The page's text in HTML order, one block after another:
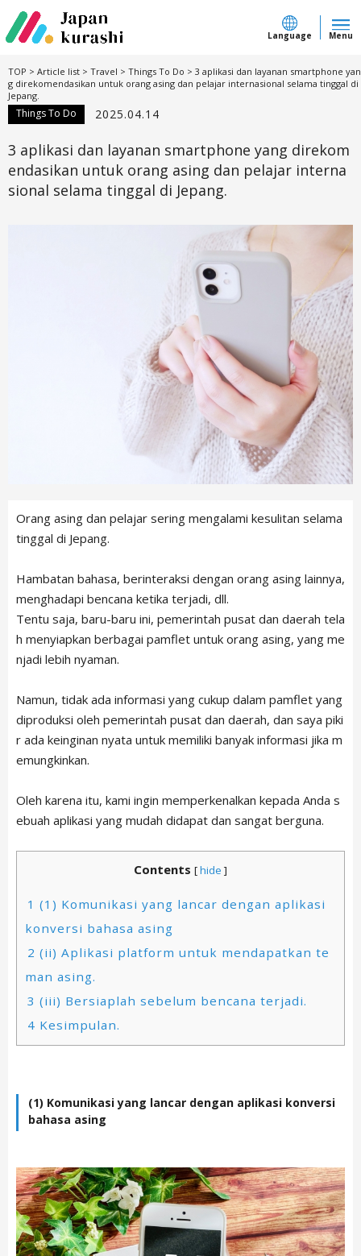
Language Menu
TOP > Article list > Travel > Things To Do > 3 aplikasi dan layanan smartphone yan
g direkomendasikan untuk orang asing dan pelajar internasional selama tinggal di
Jepang.
Things To Do 2025.04.14
3 aplikasi dan layanan smartphone yang direkom
endasikan untuk orang asing dan pelajar interna
sional selama tinggal di Jepang.
Orang asing dan pelajar sering mengalami kesulitan selama
tinggal di Jepang.
Hambatan bahasa, berinteraksi dengan orang asing lainnya,
menghadapi bencana ketika terjadi, dll.
Tentu saja, baru-baru ini, pemerintah pusat dan daerah tela
h menyiapkan berbagai pamflet untuk orang asing, yang me
njadi lebih nyaman.
Namun, tidak ada informasi yang cukup dalam pamflet yang
diproduksi oleh pemerintah pusat dan daerah, dan saya piki
r ada keinginan nyata untuk memiliki banyak informasi jika m
emungkinkan.
Oleh karena itu, kami ingin memperkenalkan kepada Anda s
ebuah aplikasi yang mudah didapat dan sangat berguna.
Contents [hide ]
1 (1) Komunikasi yang lancar dengan aplikasi
konversi bahasa asing
2 (ii) Aplikasi platform untuk mendapatkan te
man asing.
3 (iii) Bersiaplah sebelum bencana terjadi.
4 Kesimpulan.
(1) Komunikasi yang lancar dengan aplikasi konversi
bahasa asing